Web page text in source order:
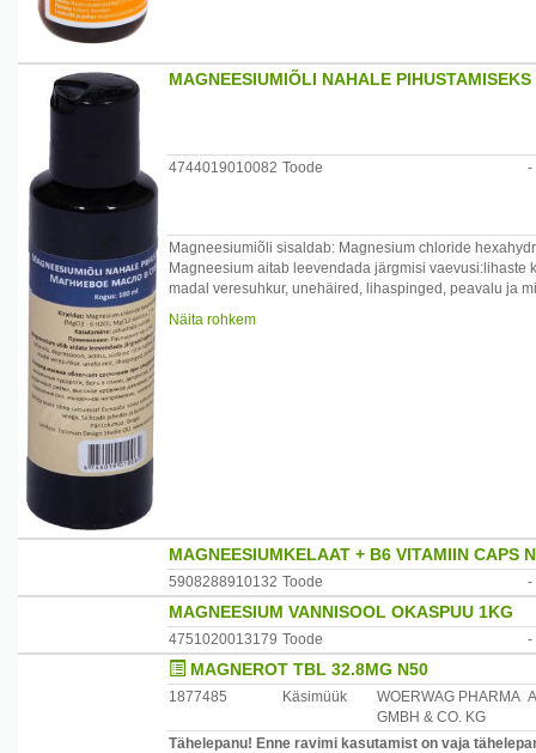
MAGNEESIUMIÕLI NAHALE
4744019010082 Toode -
Magneesiumiõli sisaldab: Magnesium chloride
Magneesium aitab leevendada järgmisi
madal veresuhkur, unehäired, lihaspinged, peavalu ja
Kasutamine: määrida nahale.
Näita rohkem
MAGNEESIUMKELAAT + B6 VITAMIIN CAPS
5908288910132 Toode -
MAGNEESIUM VANNISOOL OKASPUU 1KG
4751020013179 Toode -
MAGNEROT TBL 32.8MG N50
1877485 Käsimüük
WOERWAG PHARMA
GMBH & CO. KG
Tähelepanu! Enne ravimi kasutamist on vaja